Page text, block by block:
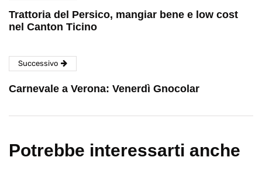
Trattoria del Persico, mangiar bene e low cost
nel Canton Ticino
Successivo
Carnevale a Verona: Venerdì Gnocolar
Potrebbe interessarti anche